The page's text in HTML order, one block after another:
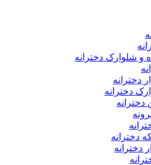
و شلوارک دخترانه
دخترانه
دخترانه
دخترانه
دخترانه
دخترانه